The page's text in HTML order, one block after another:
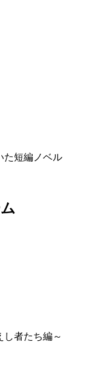
た短編ノベル
者たち編～